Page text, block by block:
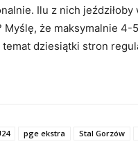
Ilu z nich
Myślę, że maksymalnie
temat dziesiątki stron
pge ekstra Stal Gorzów